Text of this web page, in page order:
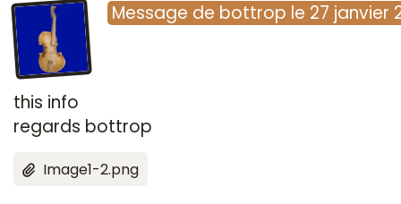
Message de bottrop le 27 janvier
this info
regards bottrop
Image1-2.png